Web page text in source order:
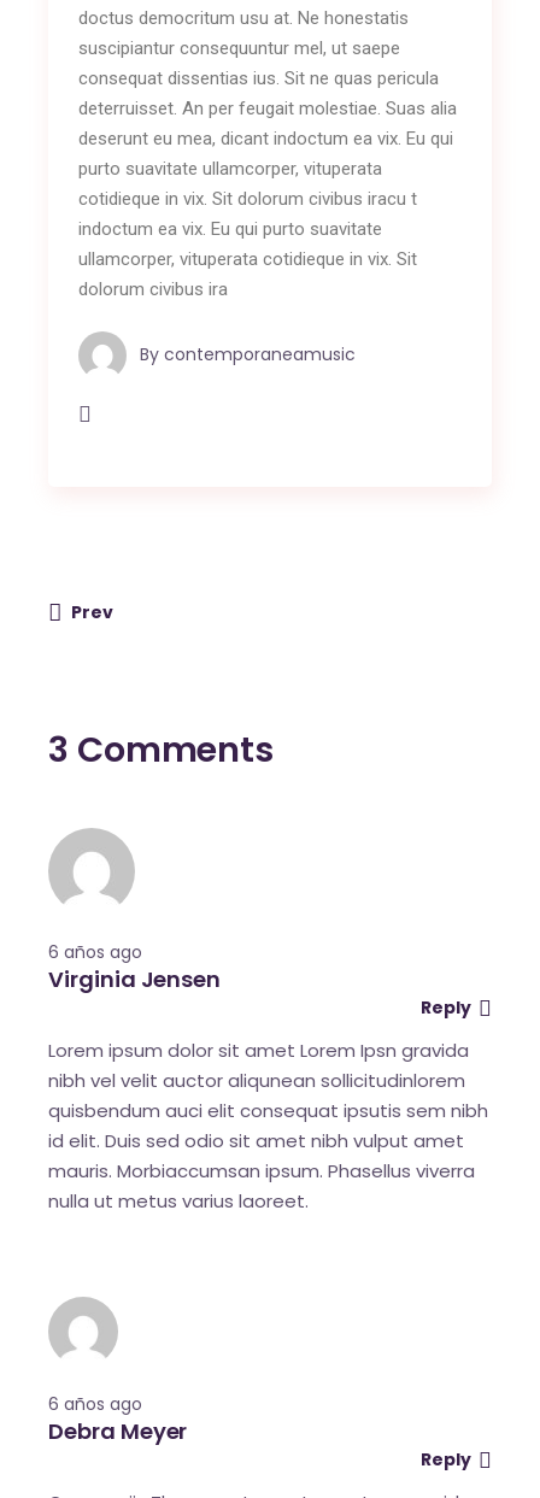
doctus democritum usu at. Ne honestatis
suscipiantur consequuntur mel, ut saepe
consequat dissentias ius. Sit ne quas pericula
deterruisset. An per feugait molestiae. Suas alia
deserunt eu mea, dicant indoctum ea vix. Eu qui
purto suavitate ullamcorper, vituperata
cotidieque in vix. Sit dolorum civibus iracu t
indoctum ea vix. Eu qui purto suavitate
ullamcorper, vituperata cotidieque in vix. Sit
dolorum civibus ira
By contemporaneamusic
Prev
3 Comments
6 años ago
Virginia Jensen
Reply
Lorem ipsum dolor sit amet Lorem Ipsn gravida
nibh vel velit auctor aliqunean sollicitudinlorem
quisbendum auci elit consequat ipsutis sem nibh
id elit. Duis sed odio sit amet nibh vulput amet
mauris. Morbiaccumsan ipsum. Phasellus viverra
nulla ut metus varius laoreet.
6 años ago
Debra Meyer
Reply